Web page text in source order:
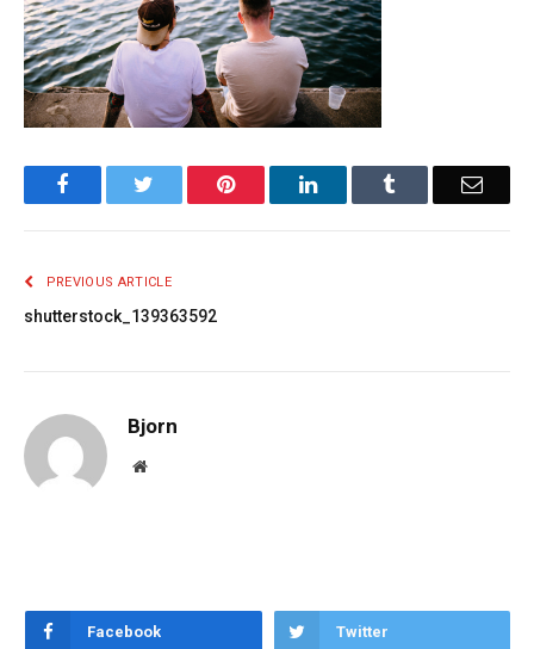
Facebook Pinterest LinkedIn Email
PREVIOUS ARTICLE
shutterstock_139363592
Bjorn
Website
Facebook Twitter